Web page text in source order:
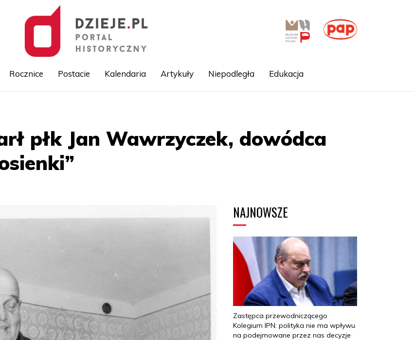
Rocznice Postacie Kalendaria Artykuły Niepodległa Edukacja
płk Jan Wawrzyczek, dowódca
NAJNOWSZE
Zastępca przewodniczącego
Kolegium IPN: polityka nie ma wpływu
na podejmowane przez nas decyzje